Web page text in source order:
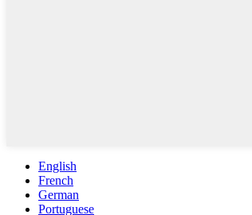
English
French
German
Portuguese